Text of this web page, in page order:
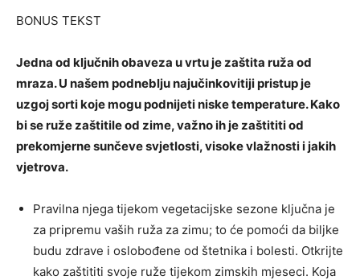
BONUS TEKST
Jedna od ključnih obaveza u vrtu je zaštita ruža od
mraza. U našem podneblju najučinkovitiji pristup je
uzgoj sorti koje mogu podnijeti niske temperature. Kako
bi se ruže zaštitile od zime, važno ih je zaštititi od
prekomjerne sunčeve svjetlosti, visoke vlažnosti i jakih
vjetrova.
Pravilna njega tijekom vegetacijske sezone ključna je
za pripremu vaših ruža za zimu; to će pomoći da biljke
budu zdrave i oslobođene od štetnika i bolesti. Otkrijte
kako zaštititi svoje ruže tijekom zimskih mjeseci. Koja